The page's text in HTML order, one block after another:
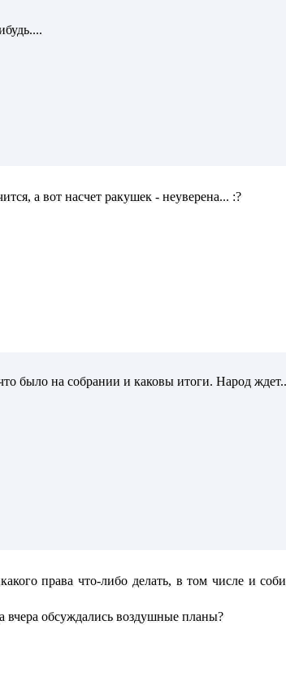
а вот насчет ракушек - неуверена... :?
было на собрании и каковы итоги. Народ
права что-либо делать, в том числе и
вчера обсуждались воздушные планы?